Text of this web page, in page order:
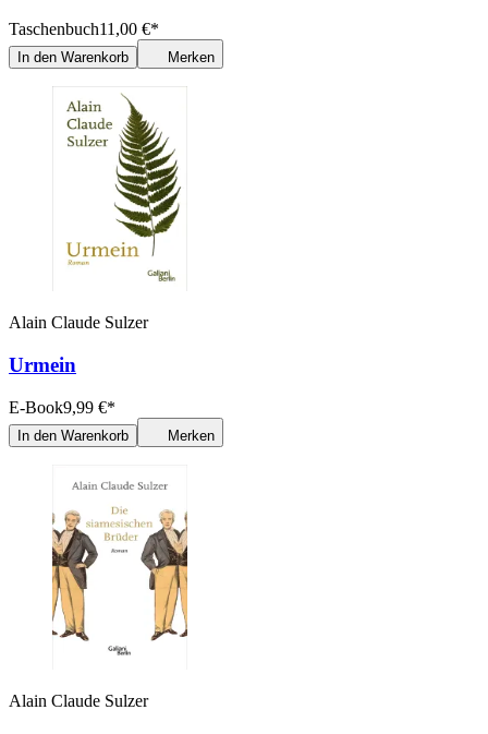
Taschenbuch11,00 €*
In den Warenkorb Merken
Alain Claude Sulzer
Urmein
E-Book9,99 €*
In den Warenkorb Merken
Alain Claude Sulzer